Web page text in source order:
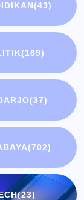
(43)
(169)
(37)
(702)
(23)